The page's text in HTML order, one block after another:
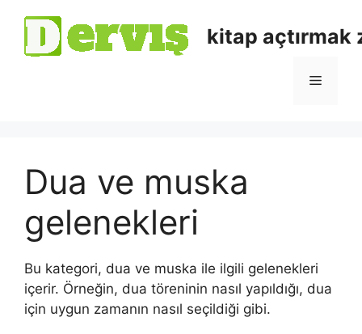
kitap açtırmak
Dua ve muska
gelenekleri
Bu kategori, dua ve muska ile ilgili gelenekleri
içerir. Örneğin, dua töreninin nasıl yapıldığı, dua
için uygun zamanın nasıl seçildiği gibi.